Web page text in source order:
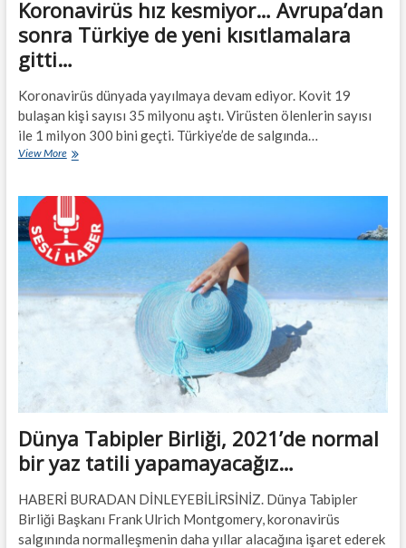
Koronavirüs hız kesmiyor… Avrupa’dan
sonra Türkiye de yeni kısıtlamalara
gitti…
Koronavirüs dünyada yayılmaya devam ediyor. Kovit 19
bulaşan kişi sayısı 35 milyonu aştı. Virüsten ölenlerin sayısı
ile 1 milyon 300 bini geçti. Türkiye’de de salgında…
View MoreKoronavirüs
Avrupa’dan
sonra
Türkiye
de
yeni
kısıtlamalara
gitti…
Dünya Tabipler Birliği, 2021’de normal
bir yaz tatili yapamayacağız…
HABERİ BURADAN DİNLEYEBİLİRSİNİZ. Dünya Tabipler
Birliği Başkanı Frank Ulrich Montgomery, koronavirüs
salgınında normalleşmenin daha yıllar alacağına işaret ederek